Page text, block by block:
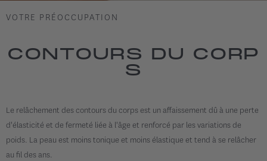
VOTRE PRÉOCCUPATION
CONTOURS DU CORP
S
Le relâchement des contours du corps est un affaissement dû à une perte
d'élasticité et de fermeté liée à l'âge et renforcé par les variations de
poids. La peau est moins tonique et moins élastique et tend à se relâcher
au fil des ans.